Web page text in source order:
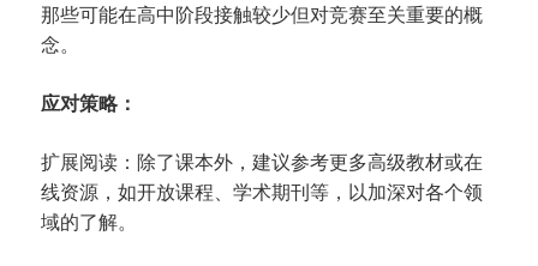
那些可能在高中阶段接触较少但对竞赛至关重要的概
念。
应对策略：
扩展阅读：除了课本外，建议参考更多高级教材或在
线资源，如开放课程、学术期刊等，以加深对各个领
域的了解。